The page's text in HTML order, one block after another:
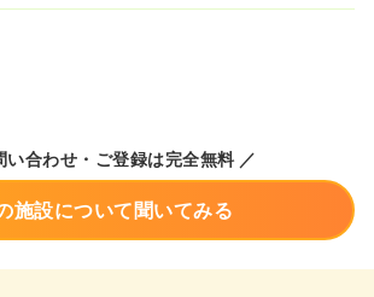
い合わせ・ご登録は完全無料 ／
施設について聞いてみる